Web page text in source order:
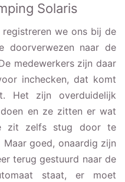
Solaris
we ons bij de
doorverwezen naar de
medewerkers zijn daar
inchecken, dat komt
Het zijn overduidelijk
en ze zitten er wat
zit zelfs stug door te
goed, onaardig zijn
terug gestuurd naar de
staat, er moet